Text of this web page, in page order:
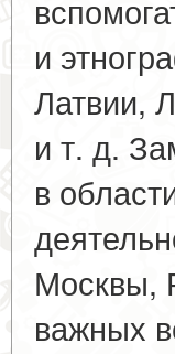
и
Латвии,
и т. д.
в
Москвы,
важных